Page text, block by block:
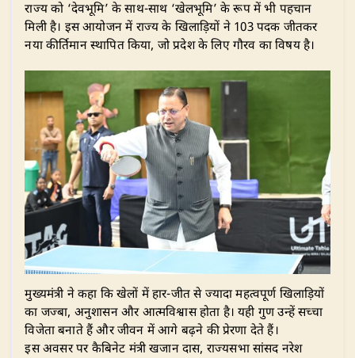
राज्य को ‘देवभूमि’ के साथ-साथ ‘खेलभूमि’ के रूप में भी पहचान
मिली है। इस आयोजन में राज्य के खिलाड़ियों ने 103 पदक जीतकर
नया कीर्तिमान स्थापित किया, जो प्रदेश के लिए गौरव का विषय है।
मुख्यमंत्री ने कहा कि खेलों में हार-जीत से ज्यादा महत्वपूर्ण खिलाड़ियों
का जज्बा, अनुशासन और आत्मविश्वास होता है। यही गुण उन्हें सच्चा
विजेता बनाते हैं और जीवन में आगे बढ़ने की प्रेरणा देते हैं।
इस अवसर पर कैबिनेट मंत्री खजान दास, राज्यसभा सांसद नरेश